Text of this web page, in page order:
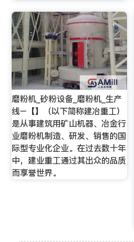
磨粉机_砂粉设备_磨粉机_生产
线–【】（以下简称建冶重工）
是从事建筑用矿山机器、冶金行
业磨粉机制造、研发、销售的国
际型专业化企业。在过去数十年
中，建业重工通过其出众的品质
而享誉世界。